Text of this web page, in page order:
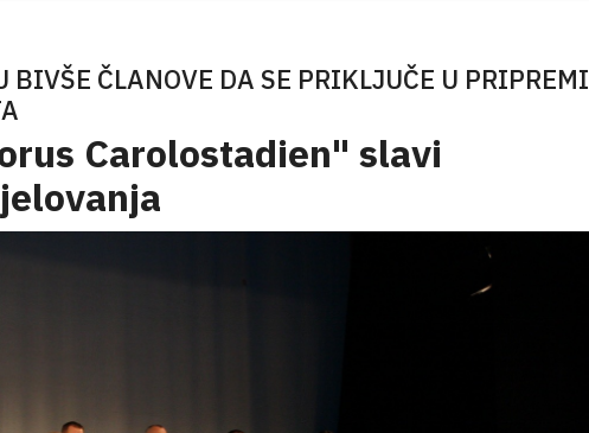
ČLANOVE DA SE PRIKLJUČE U PRIPREMI
Carolostadien" slavi